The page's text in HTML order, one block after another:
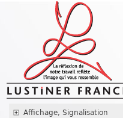
Affichage, Signalisation